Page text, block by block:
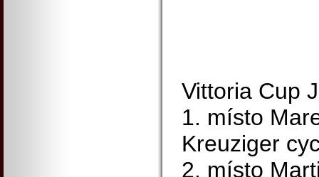
Vittoria Cup
1. místo
Kreuziger
2. místo